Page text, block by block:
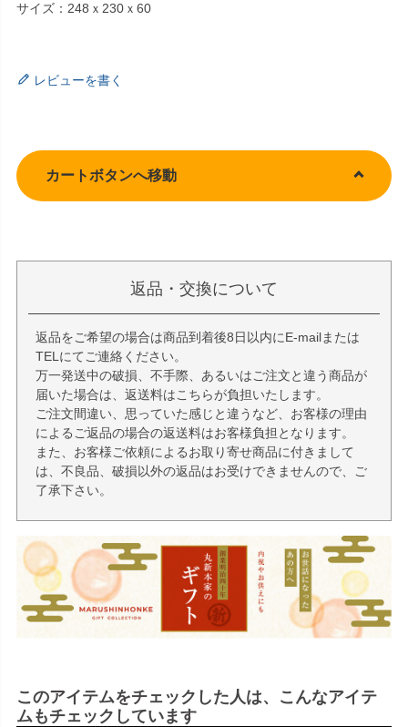
サイズ：248ｘ230ｘ60
レビューを書く
カートボタンへ移動
返品・交換について
返品をご希望の場合は商品到着後8日以内にE-mailまたは
TELにてご連絡ください。
万一発送中の破損、不手際、あるいはご注文と違う商品が
届いた場合は、返送料はこちらが負担いたします。
ご注文間違い、思っていた感じと違うなど、お客様の理由
によるご返品の場合の返送料はお客様負担となります。
また、お客様ご依頼によるお取り寄せ商品に付きまして
は、不良品、破損以外の返品はお受けできませんので、ご
了承下さい。
このアイテムをチェックした人は、こんなアイテ
ムもチェックしています